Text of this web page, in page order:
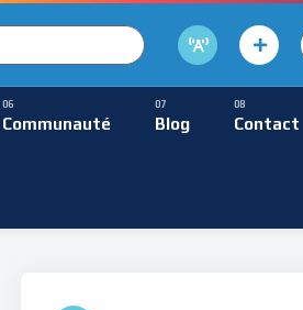
Communauté Blog Contact
Méditative